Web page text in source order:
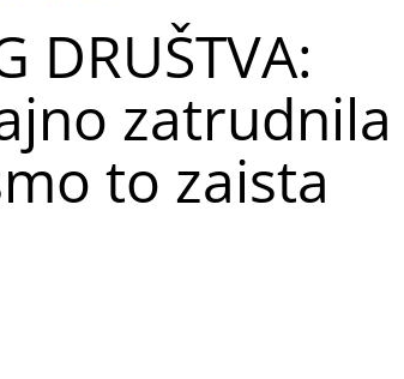
DRUŠTVA:
zatrudnila
to zaista